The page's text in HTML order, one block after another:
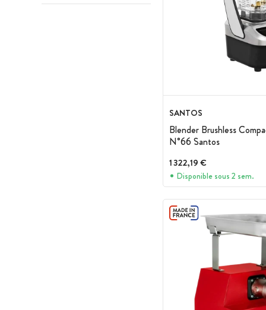
SANTOS
Blender Brushless
N°66 Santos
1 322,19 €
Disponible sous 2 sem.